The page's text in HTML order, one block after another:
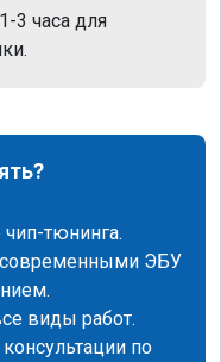
3 часа для
тюнинга.
современными ЭБУ
виды работ.
по